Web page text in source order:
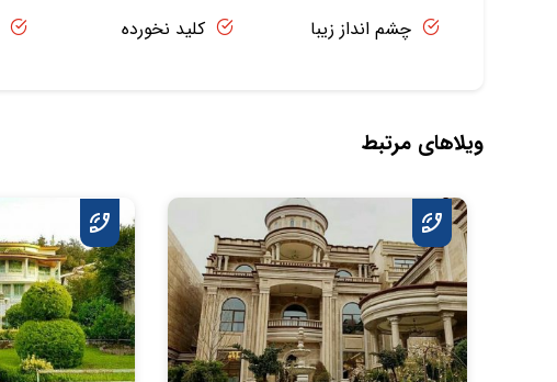
چشم انداز زیبا
کلید نخورده
ویلاهای مرتبط